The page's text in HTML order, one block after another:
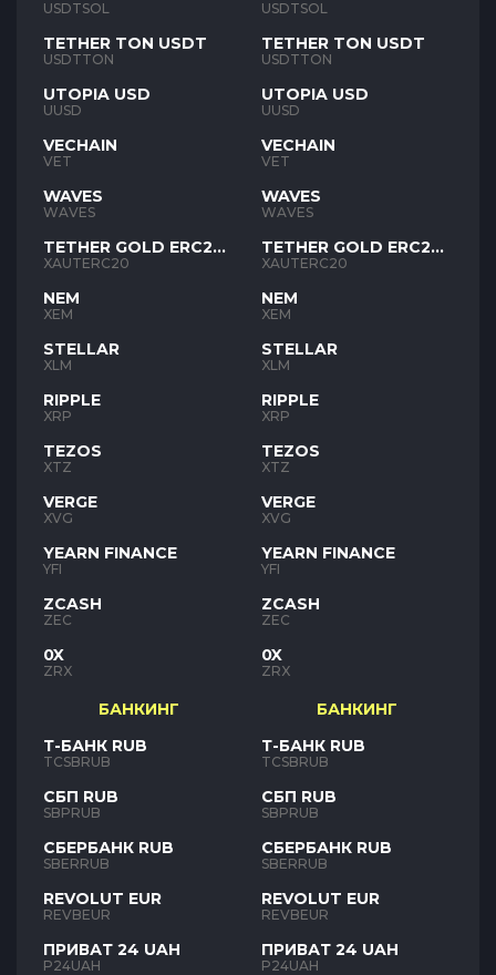
USDTSOL
TETHER TON USDT
USDTTON
UTOPIA USD
UUSD
VECHAIN
VET
WAVES
WAVES
TETHER GOLD ERC20
XAUT
XAUTERC20
NEM
XEM
STELLAR
XLM
RIPPLE
XRP
TEZOS
XTZ
VERGE
XVG
YEARN FINANCE
YFI
ZCASH
ZEC
0X
ZRX
БАНКИНГ
Т-БАНК RUB
TCSBRUB
СБП RUB
SBPRUB
СБЕРБАНК RUB
SBERRUB
REVOLUT EUR
REVBEUR
ПРИВАТ 24 UAH
P24UAH
USDTSOL
TETHER TON USDT
USDTTON
UTOPIA USD
UUSD
VECHAIN
VET
WAVES
WAVES
TETHER GOLD ERC20
XAUT
XAUTERC20
NEM
XEM
STELLAR
XLM
RIPPLE
XRP
TEZOS
XTZ
VERGE
XVG
YEARN FINANCE
YFI
ZCASH
ZEC
0X
ZRX
БАНКИНГ
Т-БАНК RUB
TCSBRUB
СБП RUB
SBPRUB
СБЕРБАНК RUB
SBERRUB
REVOLUT EUR
REVBEUR
ПРИВАТ 24 UAH
P24UAH